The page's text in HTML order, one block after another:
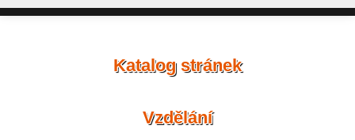
Katalog stránek
Vzdělání